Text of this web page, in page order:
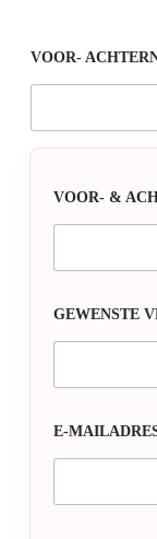
VOOR-
VOOR- &
GEWENSTE
E-